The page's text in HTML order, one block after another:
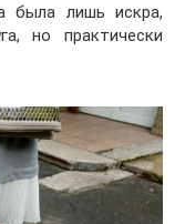
была лишь искра,
но практически